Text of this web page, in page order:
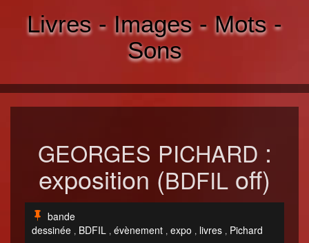
Livres - Images - Mots -
Sons
GEORGES PICHARD :
exposition (BDFIL off)
bande
dessinée , BDFIL , évènement , expo , livres , Pichard